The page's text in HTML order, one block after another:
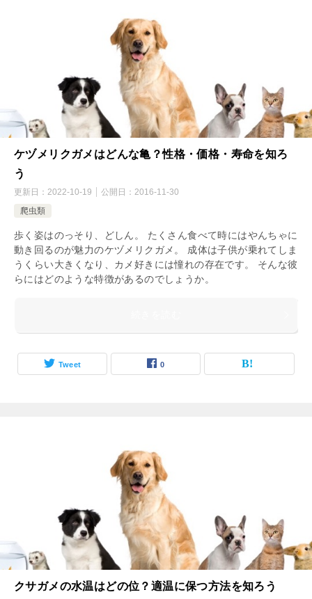
ケヅメリクガメはどんな亀？性格・価格・寿命を知ろ
う
更新日： 2022-10-19 公開日： 2016-11-30
爬虫類
歩く姿はのっそり、どしん。 たくさん食べて時にはやんちゃに
動き回るのが魅力のケヅメリクガメ。 成体は子供が乗れてしま
うくらい大きくなり、カメ好きには憧れの存在です。 そんな彼
らにはどのような特徴があるのでしょうか。
Tweet 0
クサガメの水温はどの位？適温に保つ方法を知ろう